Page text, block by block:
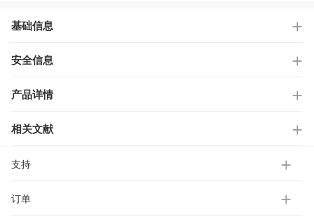
基础信息
安全信息
产品详情
相关文献
支持
订单